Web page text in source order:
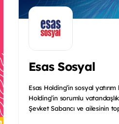
Esas Sosyal
Esas Holding’in sosyal
Holding’in sorumlu
Şevket Sabancı ve ailesinin